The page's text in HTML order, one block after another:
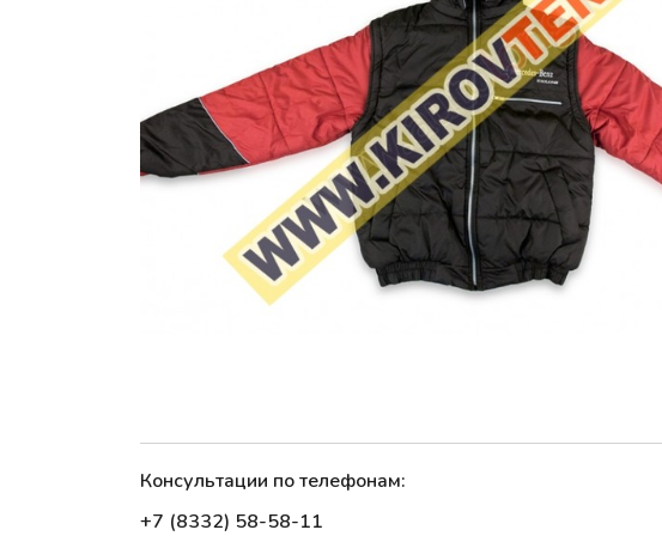
Консультации по телефонам:
+7 (8332) 58-58-11